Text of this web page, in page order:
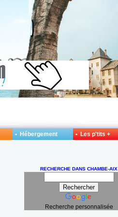
RECHERCHE DANS CHAMBE-AIX
Recherche personnalisée
• Hébergement • Les p'tits +